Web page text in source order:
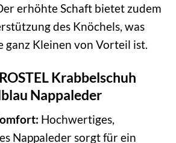
erhöhte Schaft bietet zudem
des Knöchels, was
ganz Kleinen von Vorteil ist.
Krabbelschuh
Nappaleder
Hochwertiges,
Nappaleder sorgt für ein